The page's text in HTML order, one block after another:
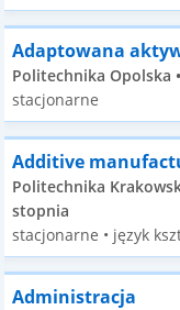
Adaptowana
Politechnika Opolska
stacjonarne
Additive
Politechnika
stopnia
stacjonarne • język
Administracja